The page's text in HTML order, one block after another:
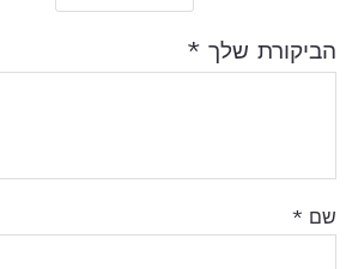
הביקורת שלך *
שם *